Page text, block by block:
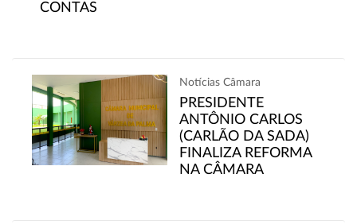
CONTAS
Notícias Câmara
PRESIDENTE
ANTÔNIO CARLOS
(CARLÃO DA SADA)
FINALIZA REFORMA
NA CÂMARA